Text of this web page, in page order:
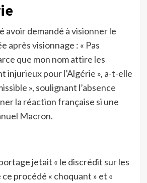
avoir demandé à visionner le
après visionnage : « Pas
que mon nom attire les
pour l’Algérie », a-t-elle
», soulignant l’absence
la réaction française si une
Macron.
jetait « le discrédit sur les
procédé « choquant » et «